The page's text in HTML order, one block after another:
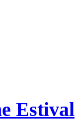
Estival